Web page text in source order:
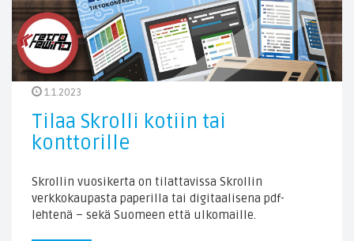
1.1.2023
Tilaa Skrolli kotiin tai
konttorille
Skrollin vuosikerta on tilattavissa Skrollin
verkkokaupasta paperilla tai digitaalisena pdf-
lehtenä – sekä Suomeen että ulkomaille.